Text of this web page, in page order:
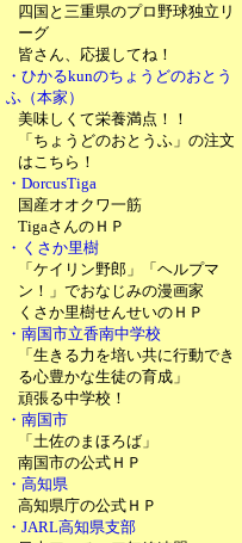
四国と三重県のプロ野球独立リ
ーグ
皆さん、応援してね！
・ひかるkunのちょうどのおとう
ふ（本家）
美味しくて栄養満点！！
「ちょうどのおとうふ」の注文
はこちら！
・DorcusTiga
国産オオクワ一筋
TigaさんのＨＰ
・くさか里樹
「ケイリン野郎」「ヘルプマ
ン！」でおなじみの漫画家
くさか里樹せんせいのＨＰ
・南国市立香南中学校
「生きる力を培い共に行動でき
る心豊かな生徒の育成」
頑張る中学校！
・南国市
「土佐のまほろば」
南国市の公式ＨＰ
・高知県
高知県庁の公式ＨＰ
・JARL高知県支部